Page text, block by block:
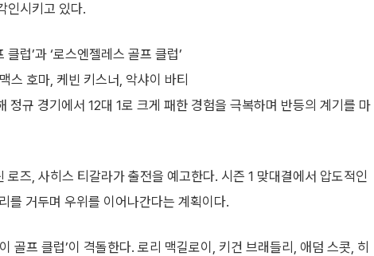
인시키고 있다.
럽’과 ‘로스엔젤레스 골프 클럽’
스 호마, 케빈 키스너, 악샤이 바티
정규 경기에서 12대 1로 크게 패한 경험을 극복하며 반등의 계기를 마
로즈, 사히스 티갈라가 출전을 예고한다. 시즌 1 맞대결에서 압도적인
를 거두며 우위를 이어나간다는 계획이다.
골프 클럽’이 격돌한다. 로리 맥길로이, 키건 브래들리, 애덤 스콧, 히